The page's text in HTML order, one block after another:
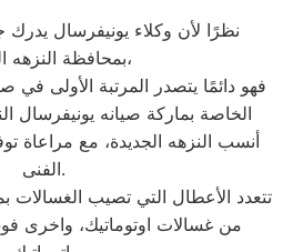
نظرًا لأن وكلاء يونيفرسال يدرك
بمحافظة النزهه الجديدة،
فهو دائمًا يتصدر المرتبة الأولى في
الخاصة بماركة صيانه يونيفرسال
أنسب النزهه الجديدة، مع مراعاة
الفنى.
تتعدد الأعطال التي تصيب الغسالات
من غسالات اوتوماتيك، واخرى